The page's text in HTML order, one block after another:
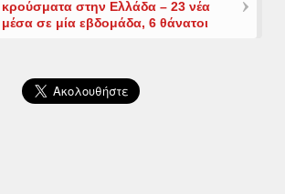
κρούσματα στην Ελλάδα – 23 νέα
μέσα σε μία εβδομάδα, 6 θάνατοι